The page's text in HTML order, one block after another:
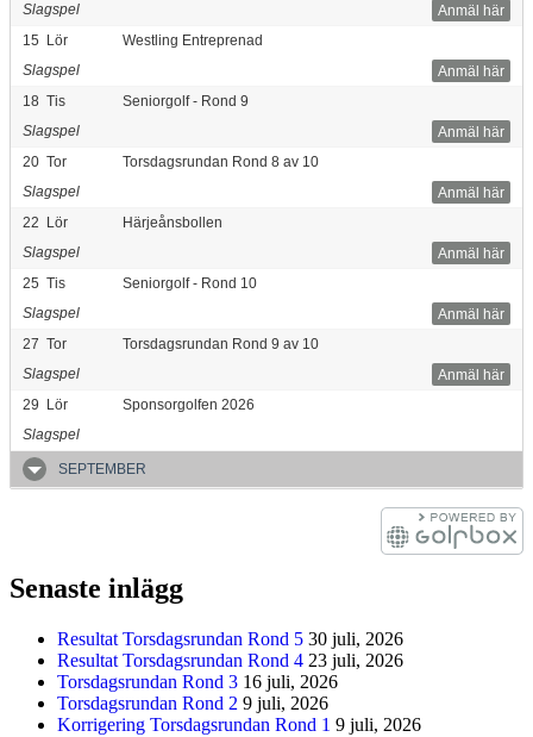
Anmäl här
Slagspel
15
Lör
Westling Entreprenad
Anmäl här
Slagspel
18 Tis
Seniorgolf - Rond 9
Anmäl här
Slagspel
20 Tor
Torsdagsrundan Rond 8 av 10
Anmäl här
Slagspel
22
Lör
Härjeånsbollen
Anmäl här
Slagspel
25 Tis
Seniorgolf - Rond 10
Anmäl här
Slagspel
27 Tor
Torsdagsrundan Rond 9 av 10
Anmäl här
Slagspel
29
Lör
Sponsorgolfen 2026
Slagspel
SEPTEMBER
Senaste inlägg
Resultat Torsdagsrundan Rond 5 30 juli, 2026
Resultat Torsdagsrundan Rond 4 23 juli, 2026
Torsdagsrundan Rond 3 16 juli, 2026
Torsdagsrundan Rond 2 9 juli, 2026
Korrigering Torsdagsrundan Rond 1 9 juli, 2026